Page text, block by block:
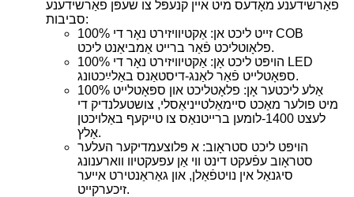
פאַרשידענע מאָדעס מיט איין קנעפּל צו שעפּן פאַרשידענע
סביבות:
100% זייט ליכט אן: אַקטיוויזירט נאָר די COB
פלאָוטליכט פֿאַר ברייט אַמביאַנט ליכט.
100% הויפּט ליכט אָן: אַקטיוויזירט נאָר די LED
ספּאָטלייט פֿאַר לאַנג-דיסטאַנס באַלײַכטונג.
100% אַלע ליכטער אָן: פלאָטליכט און ספּאָטלייט
מיט פולער מאַכט סיימאַלטייניאַסלי, צושטעלנדיק די
לעצט 1400-לומען ברייטנאַס צו טייקעף באַלויכטן
אַלץ.
הויפּט ליכט סטראָוב: א פּלוצעמדיקער העלער
סטראָוב עפֿעקט דינט ווי אַן עפעקטיוו ווארענונג
סיגנאַל אין נויטפֿאַלן, און גאַראַנטירט אייער
זיכערקייט.